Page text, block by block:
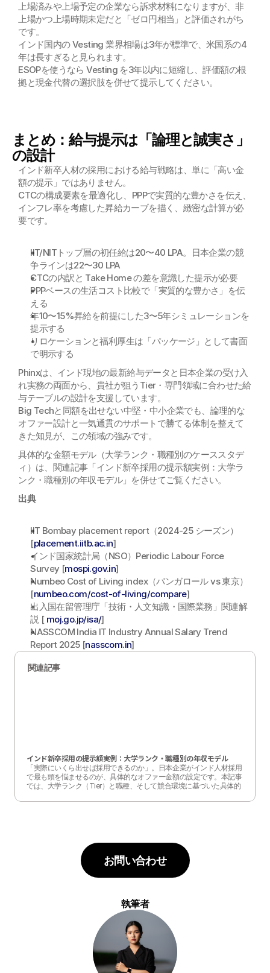
上場済みや上場予定の企業なら訴求材料になりますが、非
上場かつ上場時期未定だと「ゼロ円相当」と評価されがち
です。
インド国内の Vesting 業界相場は3年が標準で、米国系の4
年は長すぎると見られます。
ESOPを使うなら Vesting を3年以内に短縮し、評価額の根
拠と現金代替の選択肢を併せて提示してください。
まとめ：給与提示は「論理と誠実さ」
の設計
インド新卒人材の採用における給与戦略は、単に「高い金
額の提示」ではありません。
CTCの構成要素を最適化し、PPPで実質的な豊かさを伝え、
インフレ率を考慮した昇給カーブを描く、緻密な計算が必
要です。
IIT/NITトップ層の初任給は20〜40 LPA。日本企業の競
争ラインは22〜30 LPA
CTCの内訳と Take Home の差を意識した提示が必要
PPPベースの生活コスト比較で「実質的な豊かさ」を伝
える
年10〜15%昇給を前提にした3〜5年シミュレーションを
提示する
リロケーションと福利厚生は「パッケージ」として書面
で明示する
Phinxは、インド現地の最新給与データと日本企業の受け入
れ実務の両面から、貴社が狙うTier・専門領域に合わせた給
与テーブルの設計を支援しています。
Big Techと同額を出せない中堅・中小企業でも、論理的な
オファー設計と一気通貫のサポートで勝てる体制を整えて
きた知見が、この領域の強みです。
具体的な金額モデル（大学ランク・職種別のケーススタデ
ィ）は、関連記事「インド新卒採用の提示額実例：大学ラ
ンク・職種別の年収モデル」を併せてご覧ください。
出典
IIT Bombay placement report（2024-25 シーズン）
[placement.iitb.ac.in]
インド国家統計局（NSO）Periodic Labour Force
Survey [mospi.gov.in]
Numbeo Cost of Living index（バンガロール vs 東京）
[numbeo.com/cost-of-living/compare]
出入国在留管理庁「技術・人文知識・国際業務」関連解
説 [ moj.go.jp/isa/]
NASSCOM India IT Industry Annual Salary Trend
Report 2025 [nasscom.in]
関連記事
インド新卒採用の提示額実例：大学ランク・職種別の年収モデル
「実際にいくら出せば採用できるのか」。日本企業がインド人材採用
で最も頭を悩ませるのが、具体的なオファー金額の設定です。本記事
では、大学ランク（Tier）と職種、そして競合環境に基づいた具体的
お問い合わせ
執筆者